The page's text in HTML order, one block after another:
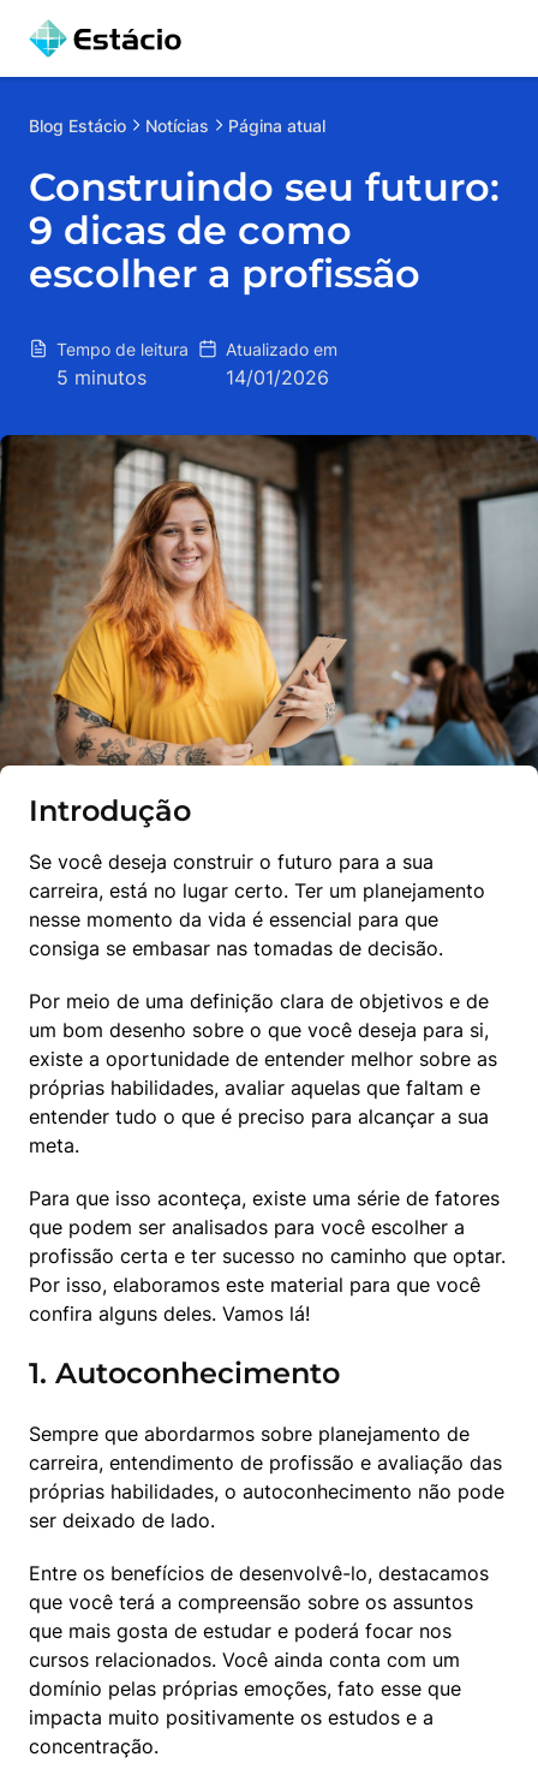
Blog Estácio Notícias Página atual
Construindo seu futuro:
9 dicas de como
escolher a profissão
Tempo de leitura
5 minutos
Atualizado em
14/01/2026
Introdução
Se você deseja construir o futuro para a sua
carreira, está no lugar certo. Ter um planejamento
nesse momento da vida é essencial para que
consiga se embasar nas tomadas de decisão.
Por meio de uma definição clara de objetivos e de
um bom desenho sobre o que você deseja para si,
existe a oportunidade de entender melhor sobre as
próprias habilidades, avaliar aquelas que faltam e
entender tudo o que é preciso para alcançar a sua
meta.
Para que isso aconteça, existe uma série de fatores
que podem ser analisados para você escolher a
profissão certa e ter sucesso no caminho que optar.
Por isso, elaboramos este material para que você
confira alguns deles. Vamos lá!
1. Autoconhecimento
Sempre que abordarmos sobre planejamento de
carreira, entendimento de profissão e avaliação das
próprias habilidades, o autoconhecimento não pode
ser deixado de lado.
Entre os benefícios de desenvolvê-lo, destacamos
que você terá a compreensão sobre os assuntos
que mais gosta de estudar e poderá focar nos
cursos relacionados. Você ainda conta com um
domínio pelas próprias emoções, fato esse que
impacta muito positivamente os estudos e a
concentração.